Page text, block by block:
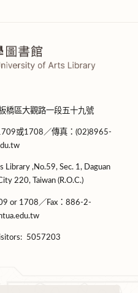
橋區大觀路一段五十九號
或1708／傳真：(02)8965-
Library ,No.59, Sec. 1, Daguan
220, Taiwan (R.O.C.)
or 1708／Fax：886-2-
5057203